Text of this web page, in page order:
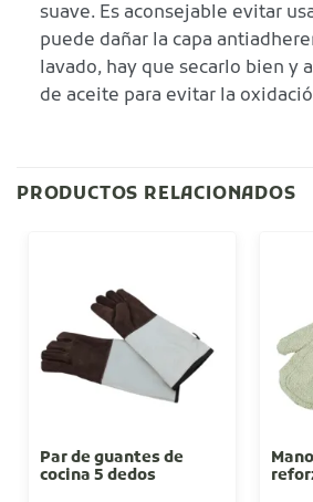
suave. Es aconsejable evitar
puede dañar la capa
lavado, hay que secarlo bien y
de aceite para evitar la
PRODUCTOS RELACIONADOS
Par de guantes de
cocina 5 dedos